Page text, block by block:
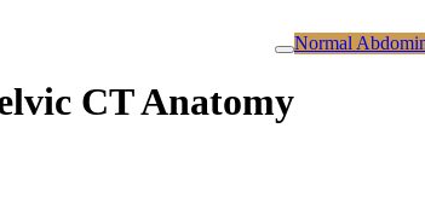
Normal
CT Anatomy